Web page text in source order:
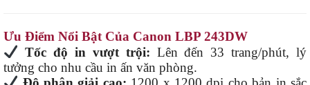
Ưu Điểm Nổi Bật Của Canon LBP 243DW
Tốc độ in vượt trội: Lên đến 33 trang/phút, lý
tưởng cho nhu cầu in ấn văn phòng.